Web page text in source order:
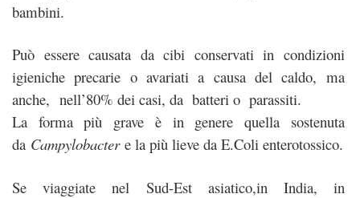
bambini.
Può essere causata da cibi conservati in condizioni
igieniche precarie o avariati a causa del caldo, ma
anche, nell’80% dei casi, da batteri o parassiti.
La forma più grave è in genere quella sostenuta
da Campylobactere la più lieve da E.Coli enterotossico.
Se viaggiate nel Sud-Est asiatico,in India, in